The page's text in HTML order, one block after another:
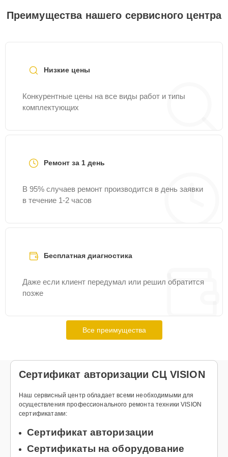
Преимущества нашего сервисного центра
Низкие цены
Конкурентные цены на все виды работ и типы
комплектующих
Ремонт за 1 день
В 95% случаев ремонт производится в день заявки
в течение 1-2 часов
Бесплатная диагностика
Даже если клиент передумал или решил обратится
позже
Все преимущества
Сертификат авторизации СЦ VISION
Наш сервисный центр обладает всеми необходимыми для
осуществления профессионального ремонта техники VISION
сертификатами:
Сертификат авторизации
Сертификаты на оборудование